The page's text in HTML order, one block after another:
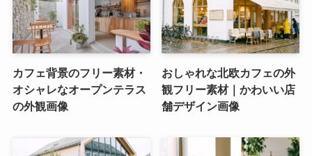
カフェ背景のフリー素材・
オシャレなオープンテラス
の外観画像
おしゃれな北欧カフェの外
観フリー素材｜かわいい店
舗デザイン画像